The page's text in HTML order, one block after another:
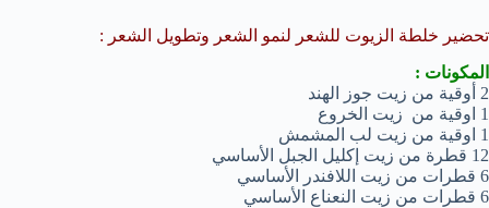
تحضير خلطة الزيوت للشعر لنمو الشعر وتطويل الشعر :
المكونات :
2 أوقية من زيت جوز الهند
1 اوقية من زيت الخروع
1 اوقية من زيت لب المشمش
12 قطرة من زيت إكليل الجبل الأساسي
6 قطرات من زيت اللافندر الأساسي
6 قطرات من زيت النعناع الأساسي